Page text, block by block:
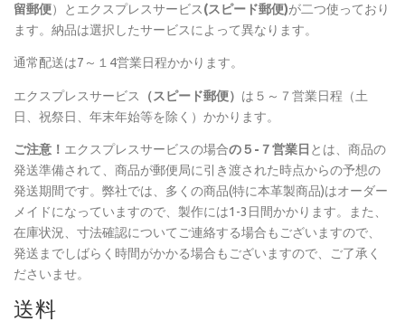
留郵便）とエクスプレスサービス(スピード郵便)が二つ使っており
ます。納品は選択したサービスによって異なります。
通常配送は7～１4営業日程かかります。
エクスプレスサービス （スピード郵便） は５～７営業日程（土
日、祝祭日、年末年始等を除く）かかります。
ご注意！ エクスプレスサービスの場合の５-７営業日 とは、商品の
発送準備されて、商品が郵便局に引き渡された時点からの予想の
発送期間です。弊社では、多くの商品(特に本革製商品)はオーダー
メイドになっていますので、製作には1-3日間かかります。また、
在庫状況、寸法確認についてご連絡する場合もございますので、
発送までしばらく時間がかかる場合もございますので、ご了承く
ださいませ。
送料